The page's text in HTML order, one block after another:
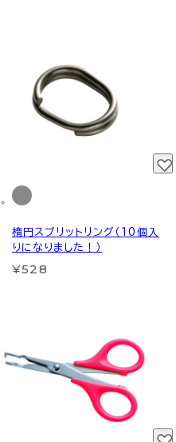
楕円スプリットリング（10個入
りになりました！）
¥528